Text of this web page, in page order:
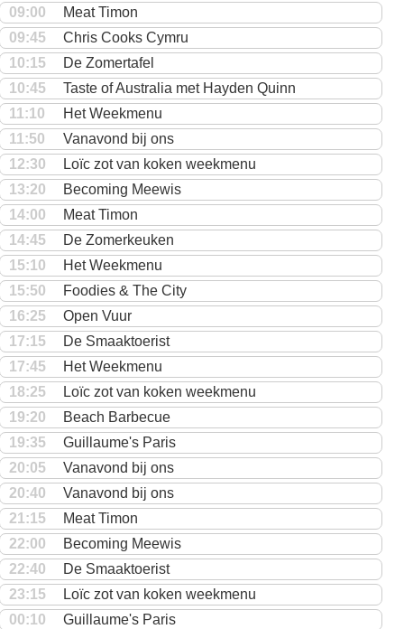
09:00
Meat Timon
09:45
Chris Cooks Cymru
10:15
De Zomertafel
10:45
Taste of Australia met Hayden Quinn
11:10
Het Weekmenu
11:50
Vanavond bij ons
12:30
Loïc zot van koken weekmenu
13:20
Becoming Meewis
14:00
Meat Timon
14:45
De Zomerkeuken
15:10
Het Weekmenu
15:50
Foodies & The City
16:25
Open Vuur
17:15
De Smaaktoerist
17:45
Het Weekmenu
18:25
Loïc zot van koken weekmenu
19:20
Beach Barbecue
19:35
Guillaume's Paris
20:05
Vanavond bij ons
20:40
Vanavond bij ons
21:15
Meat Timon
22:00
Becoming Meewis
22:40
De Smaaktoerist
23:15
Loïc zot van koken weekmenu
00:10
Guillaume's Paris